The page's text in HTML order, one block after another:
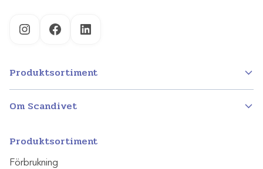
InstagramFacebookLinkedIn
Produktsortiment
Om Scandivet
Produktsortiment
Förbrukning